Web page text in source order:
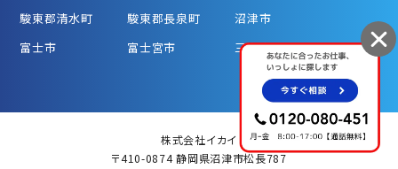
駿東郡清水町
駿東郡長泉町
沼津市
富士市
富士宮市 三島市
株式会社イカイ
〒410-0874 静岡県沼津市松長787